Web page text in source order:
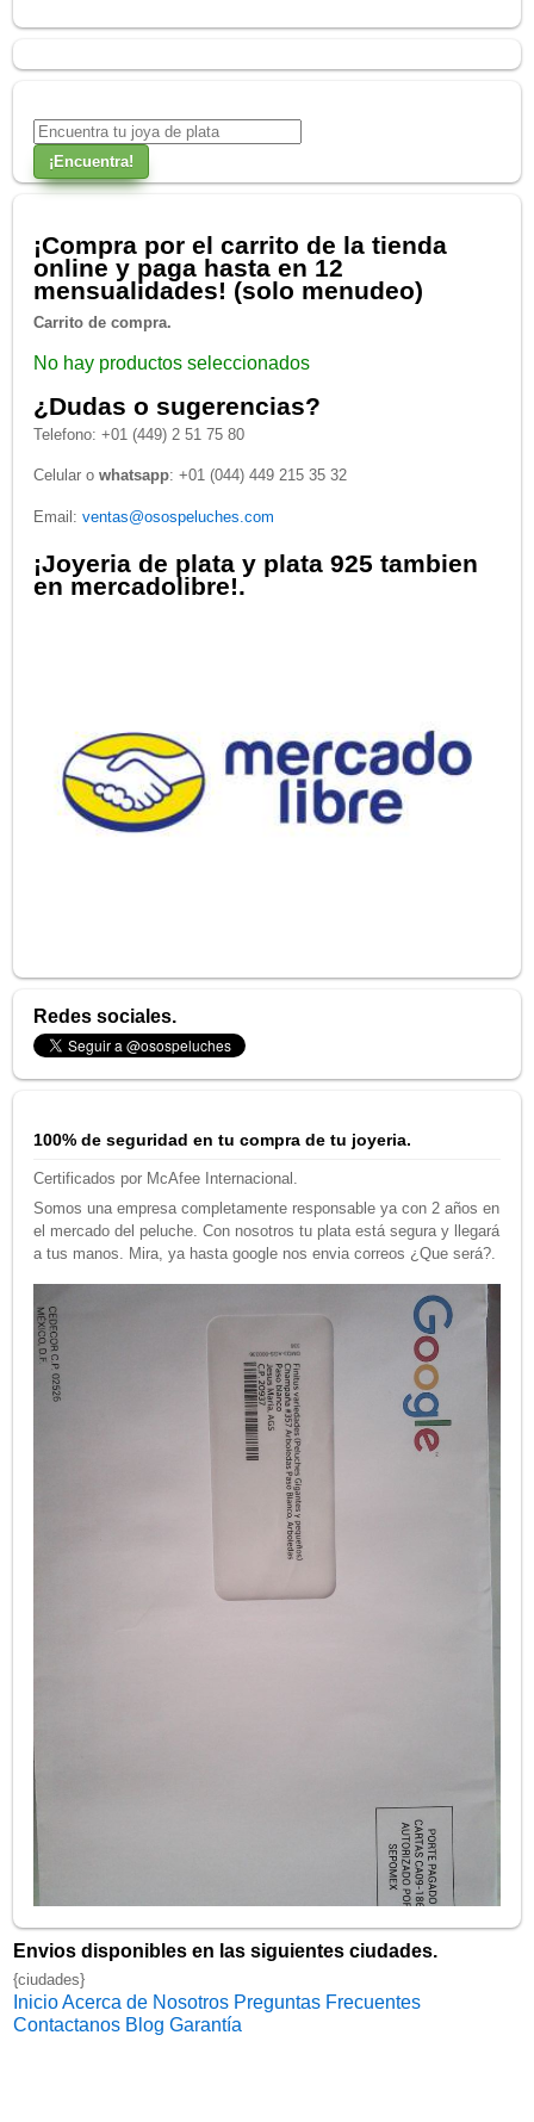
¡Compra por el carrito de la tienda
online y paga hasta en 12
mensualidades! (solo menudeo)
Carrito de compra.
No hay productos seleccionados
¿Dudas o sugerencias?
Telefono: +01 (449) 2 51 75 80
Celular owhatsapp: +01 (044) 449 215 35 32
Email:ventas@osospeluches.com
¡Joyeria de plata y plata 925 tambien
en mercadolibre!.
Redes sociales.
100% de seguridad en tu compra de tu joyeria.
Certificados por McAfee Internacional.
Somos una empresa completamente responsable ya con 2 años en
el mercado del peluche. Con nosotros tu plata está segura y llegará
a tus manos. Mira, ya hasta google nos envia correos ¿Que será?.
Envios disponibles en las siguientes ciudades.
{ciudades}
InicioAcerca de Nosotros Preguntas Frecuentes
Contactanos BlogGarantía